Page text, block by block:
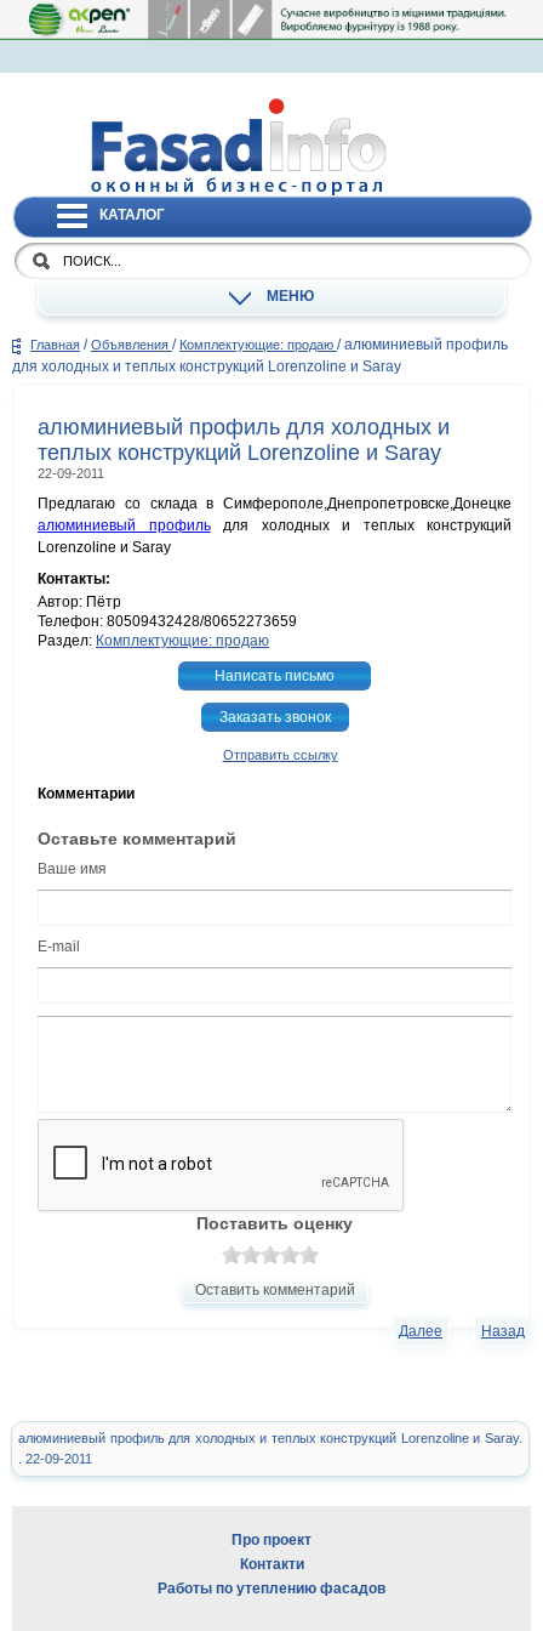
КАТАЛОГ
МЕНЮ
Главная / Объявления / Комплектующие: продаю / алюминиевый профиль
для холодных и теплых конструкций Lorenzoline и Saray
алюминиевый профиль для холодных и
теплых конструкций Lorenzoline и Saray
22-09-2011
Предлагаю со склада в Симферополе,Днепропетровске,Донецке
алюминиевый профильдля холодных и теплых конструкций
Lorenzoline и Saray
Контакты:
Автор: Пётр
Телефон: 80509432428/80652273659
Раздел: Комплектующие: продаю
Написать письмо
Заказать звонок
Отправить ссылку
Комментарии
Оставьте комментарий
Ваше имя
E-mail
Поставить оценку
Оставить комментарий
Назад
Далее
алюминиевый профиль для холодных и теплых конструкций Lorenzoline и Saray.
. 22-09-2011
Про проект
Контакти
Работы по утеплению фасадов